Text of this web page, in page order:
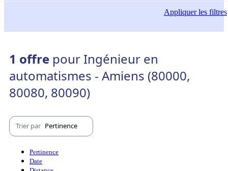
Appliquerles filtres
1 offre pour Ingénieur en
automatismes - Amiens (80000,
80080, 80090)
Trier par Pertinence
Pertinence
Date